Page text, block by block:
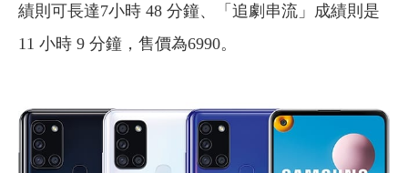
績則可長達7小時 48 分鐘、「追劇串流」成績則是
11 小時 9 分鐘，售價為6990。